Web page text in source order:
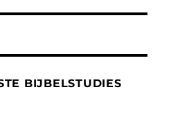
BIJBELSTUDIES